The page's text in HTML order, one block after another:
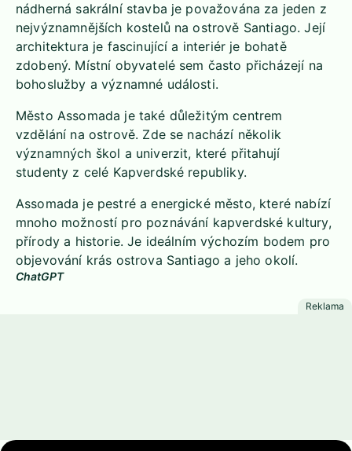
nádherná sakrální stavba je považována za jeden z
nejvýznamnějších kostelů na ostrově Santiago. Její
architektura je fascinující a interiér je bohatě
zdobený. Místní obyvatelé sem často přicházejí na
bohoslužby a významné události.
Město Assomada je také důležitým centrem
vzdělání na ostrově. Zde se nachází několik
významných škol a univerzit, které přitahují
studenty z celé Kapverdské republiky.
Assomada je pestré a energické město, které nabízí
mnoho možností pro poznávání kapverdské kultury,
přírody a historie. Je ideálním výchozím bodem pro
objevování krás ostrova Santiago a jeho okolí.
ChatGPT